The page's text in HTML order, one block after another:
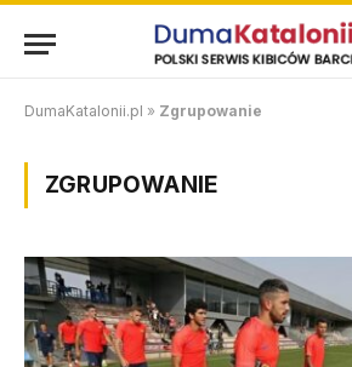
DumaKatalonii.pl » Zgrupowanie
ZGRUPOWANIE